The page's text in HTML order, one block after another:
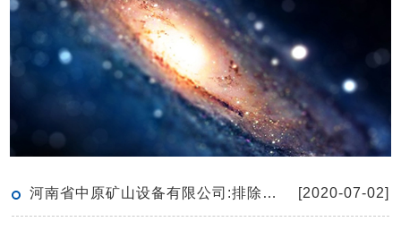
[2020-07-02]
河南省中原矿山设备有限公司:排除重型机械设备故障的方法